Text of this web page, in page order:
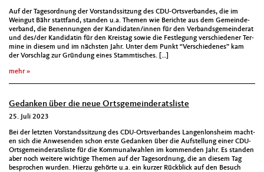
Auf der Tage­sor­d­nung der Vor­standssitzung des CDU-Ortsver­ban­des, die im
Weingut Bähr stat­tfand, standen u.a. The­men wie Berichte aus dem Gemein­de­
ver­band, die Benen­nun­gen der Kandidaten/innen für den Ver­bands­ge­mein­der­at
und des/der Kan­di­datin für den Kreistag sowie die Fes­tle­gung ver­schieden­er Ter­
mine in diesem und im näch­sten Jahr. Unter dem Punkt “Ver­schiedenes” kam
der Vorschlag zur Grün­dung eines Stammtis­ches. […]
mehr
Gedanken über die neue Ortsgemeinderatsliste
25. Juli 2023
Bei der let­zten Vor­standssitzung des CDU-Ortsver­ban­des Lan­gen­lon­sheim macht­
en sich die Anwe­senden schon erste Gedanken über die Auf­stel­lung ein­er CDU-
Orts­ge­mein­der­at­sliste für die Kom­mu­nal­wahlen im kom­menden Jahr. Es standen
aber noch weit­ere wichtige The­men auf der Tage­sor­d­nung, die an diesem Tag
besprochen wur­den. Hierzu gehörte u.a. ein kurz­er Rück­blick auf den Besuch